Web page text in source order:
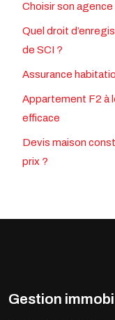
Choisir son
Quel droit
de SCI ?
Assurance
Appartement F2 à
efficace
Devis maison
prix ?
Gestion